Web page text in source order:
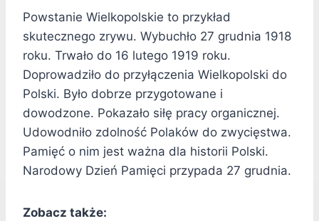
Powstanie Wielkopolskie to przykład
skutecznego zrywu. Wybuchło 27 grudnia 1918
roku. Trwało do 16 lutego 1919 roku.
Doprowadziło do przyłączenia Wielkopolski do
Polski. Było dobrze przygotowane i
dowodzone. Pokazało siłę pracy organicznej.
Udowodniło zdolność Polaków do zwycięstwa.
Pamięć o nim jest ważna dla historii Polski.
Narodowy Dzień Pamięci przypada 27 grudnia.
Zobacz także: